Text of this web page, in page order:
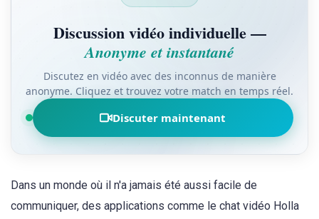
Discussion vidéo individuelle —
Anonyme et instantané
Discutez en vidéo avec des inconnus de manière
anonyme. Cliquez et trouvez votre match en temps réel.
Discuter maintenant
Dans un monde où il n'a jamais été aussi facile de
communiquer, des applications comme le chat vidéo Holla